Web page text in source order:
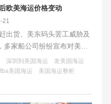
欧美海运价格变动
21
出货、美东码头罢工威胁及
家船公司纷纷宣布对美国
。尽管涨价幅度和成功与否
需密切关注运价变化，早
供应链风险。
深圳到美国海运
发美国海运
fba美国海运
美国海运整柜